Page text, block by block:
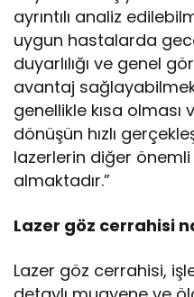
ayrıntılı analiz
uygun hastalarda
duyarlılığı ve genel
avantaj
genellikle kısa
dönüşün hızlı
lazerlerin diğer
almaktadır.”
Lazer göz cerrahisi
Lazer göz cerrahisi,